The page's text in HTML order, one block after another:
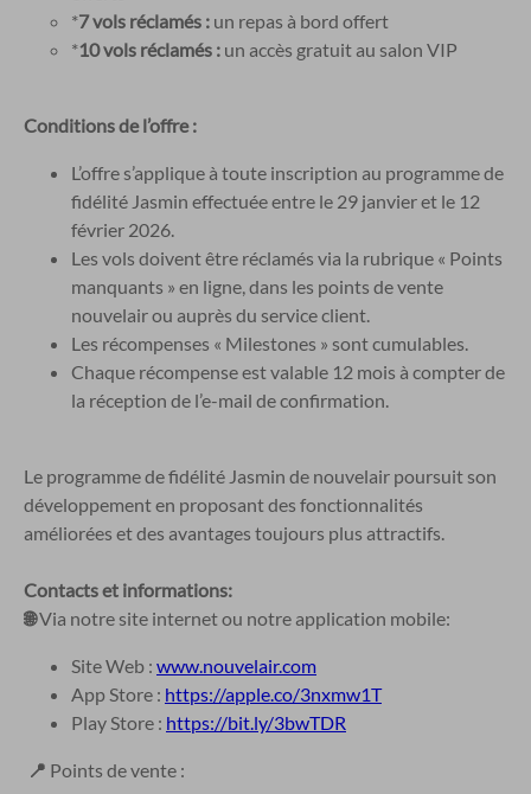
*7 vols réclamés : un repas à bord offert
*10 vols réclamés : un accès gratuit au salon VIP
Conditions de l’offre :
L’offre s’applique à toute inscription au programme de
fidélité Jasmin effectuée entre le 29 janvier et le 12
février 2026.
Les vols doivent être réclamés via la rubrique « Points
manquants » en ligne, dans les points de vente
nouvelair ou auprès du service client.
Les récompenses « Milestones » sont cumulables.
Chaque récompense est valable 12 mois à compter de
la réception de l’e-mail de confirmation.
Le programme de fidélité Jasmin de nouvelair poursuit son
développement en proposant des fonctionnalités
améliorées et des avantages toujours plus attractifs.
Contacts et informations:
🌐Via notre site internet ou notre application mobile:
Site Web : www.nouvelair.com
App Store : https://apple.co/3nxmw1T
Play Store : https://bit.ly/3bwTDR
📍 Points de vente :